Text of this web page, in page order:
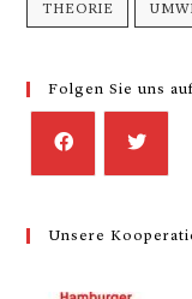
THEORIE
Folgen Sie uns
Unsere